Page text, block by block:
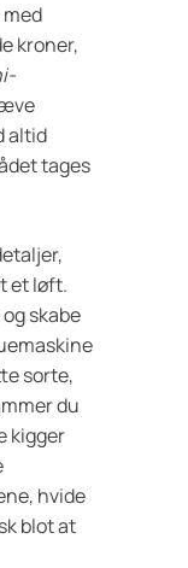
kroner,
altid
tages
et løft.
skabe
sorte,
du
kigger
hvide
blot at